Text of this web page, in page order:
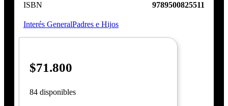
ISBN
9789500825511
Interés GeneralPadres e Hijos
$71.800
84 disponibles